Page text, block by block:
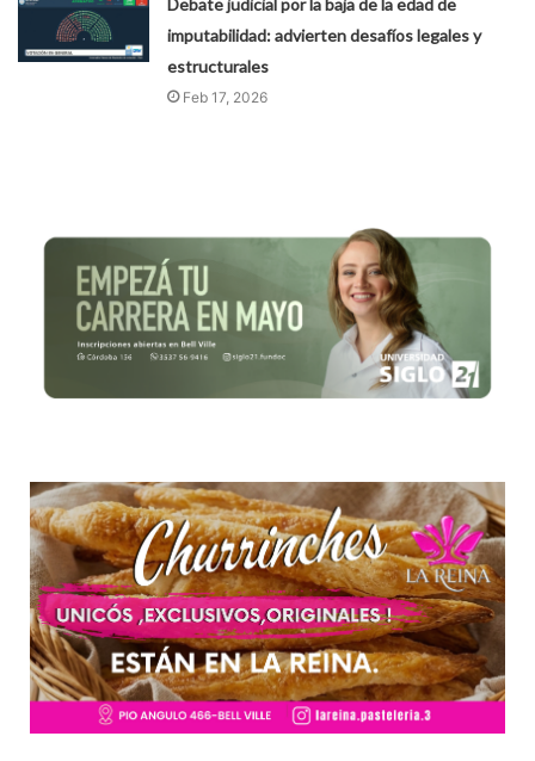
imputabilidad: advierten desafíos legales y
estructurales
Feb 17, 2026